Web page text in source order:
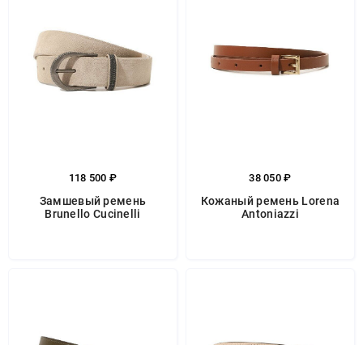
118 500 ₽
Замшевый ремень
Brunello Cucinelli
38 050 ₽
Кожаный ремень Lorena
Antoniazzi